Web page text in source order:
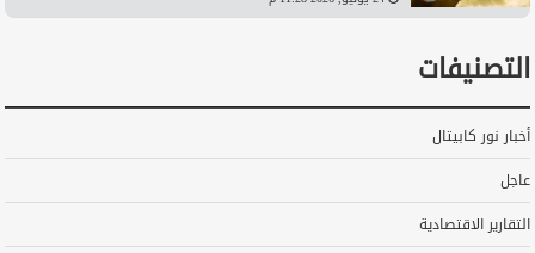
التصنيفات
أخبار نور كابيتال
عاجل
التقارير الاقتصادية